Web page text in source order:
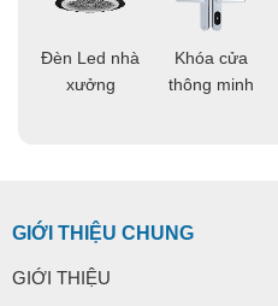
Đèn Led nhà
xưởng
Khóa cửa
thông minh
GIỚI THIỆU CHUNG
GIỚI THIỆU